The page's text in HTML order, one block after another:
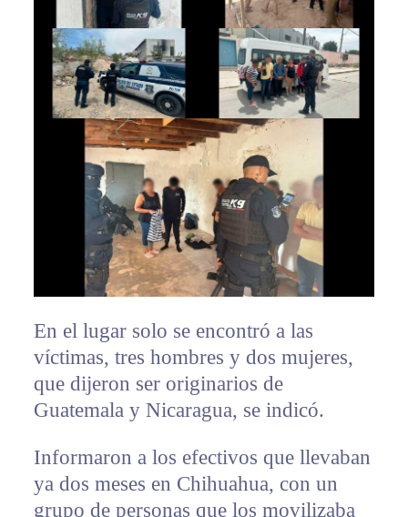
En el lugar solo se encontró a las
víctimas, tres hombres y dos mujeres,
que dijeron ser originarios de
Guatemala y Nicaragua, se indicó.
Informaron a los efectivos que llevaban
ya dos meses en Chihuahua, con un
grupo de personas que los movilizaba